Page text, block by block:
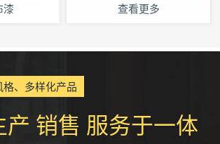
漆 查看更多
、多样化产品
产 销售 服务于一体